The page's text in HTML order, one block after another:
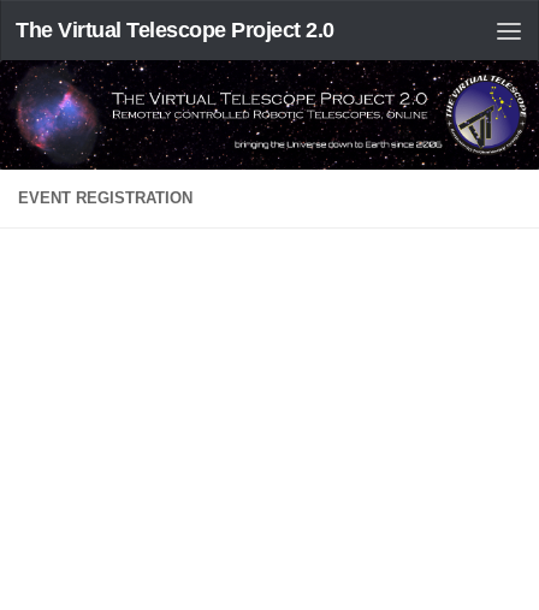
The Virtual Telescope Project 2.0
EVENT REGISTRATION